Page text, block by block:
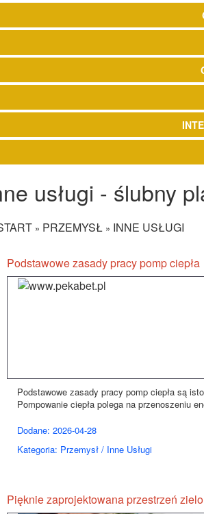
usługi - ślubny
» PRZEMYSŁ » INNE USŁUGI
Podstawowe zasady pracy pomp ciepła
Podstawowe zasady pracy pomp ciepła są
Pompowanie ciepła polega na przenoszeniu
Dodane: 2026-04-28
Kategoria: Przemysł / Inne Usługi
Pięknie zaprojektowana przestrzeń